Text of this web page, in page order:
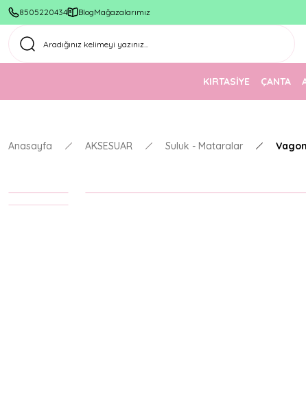
8505220434 BlogMağazalarımız
1500 TL Üzeri Ücretsiz Kargo
KIRTASİYE ÇANTA
Anasayfa AKSESUAR Suluk - Mataralar